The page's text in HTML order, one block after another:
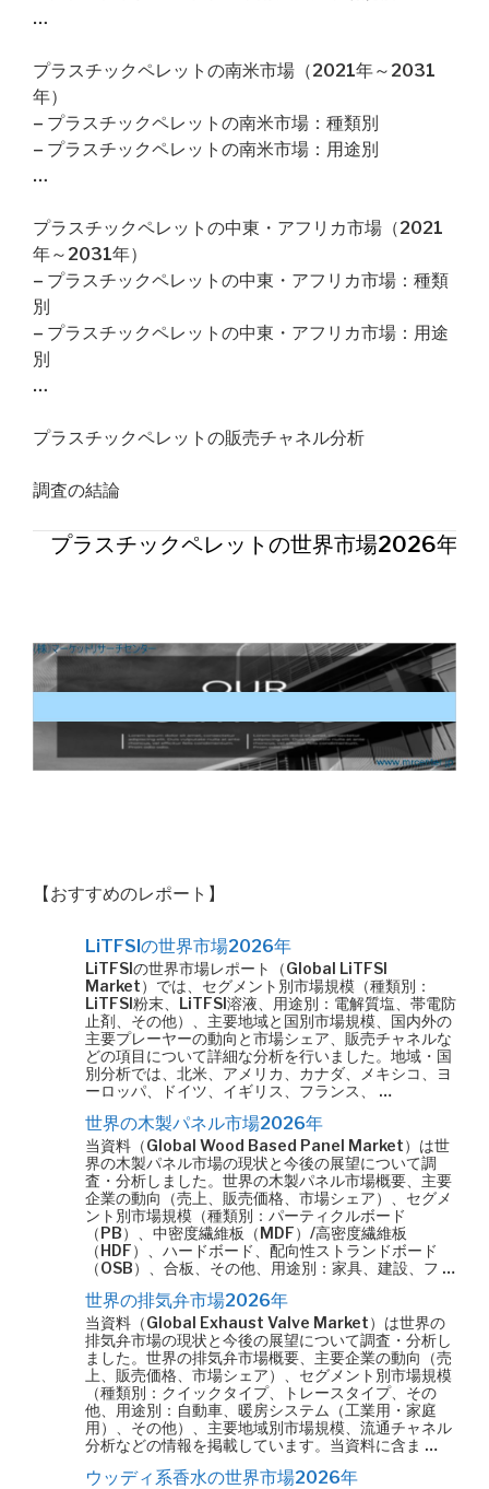
…
プラスチックペレットの南米市場（2021年～2031
年）
– プラスチックペレットの南米市場：種類別
– プラスチックペレットの南米市場：用途別
…
プラスチックペレットの中東・アフリカ市場（2021
年～2031年）
– プラスチックペレットの中東・アフリカ市場：種類
別
– プラスチックペレットの中東・アフリカ市場：用途
別
…
プラスチックペレットの販売チャネル分析
調査の結論
プラスチックペレットの世界市場2026年
【おすすめのレポート】
LiTFSIの世界市場2026年
LiTFSIの世界市場レポート（Global LiTFSI
Market）では、セグメント別市場規模（種類別：
LiTFSI粉末、LiTFSI溶液、用途別：電解質塩、帯電防
止剤、その他）、主要地域と国別市場規模、国内外の
主要プレーヤーの動向と市場シェア、販売チャネルな
どの項目について詳細な分析を行いました。地域・国
別分析では、北米、アメリカ、カナダ、メキシコ、ヨ
ーロッパ、ドイツ、イギリス、フランス、 …
世界の木製パネル市場2026年
当資料（Global Wood Based Panel Market）は世
界の木製パネル市場の現状と今後の展望について調
査・分析しました。世界の木製パネル市場概要、主要
企業の動向（売上、販売価格、市場シェア）、セグメ
ント別市場規模（種類別：パーティクルボード
（PB）、中密度繊維板（MDF）/高密度繊維板
（HDF）、ハードボード、配向性ストランドボード
（OSB）、合板、その他、用途別：家具、建設、フ …
世界の排気弁市場2026年
当資料（Global Exhaust Valve Market）は世界の
排気弁市場の現状と今後の展望について調査・分析し
ました。世界の排気弁市場概要、主要企業の動向（売
上、販売価格、市場シェア）、セグメント別市場規模
（種類別：クイックタイプ、トレースタイプ、その
他、用途別：自動車、暖房システム（工業用・家庭
用）、その他）、主要地域別市場規模、流通チャネル
分析などの情報を掲載しています。当資料に含ま …
ウッディ系香水の世界市場2026年